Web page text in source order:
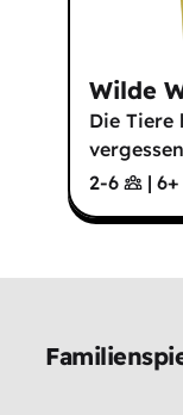
Wilde
Die Tiere
2-6
| 6+